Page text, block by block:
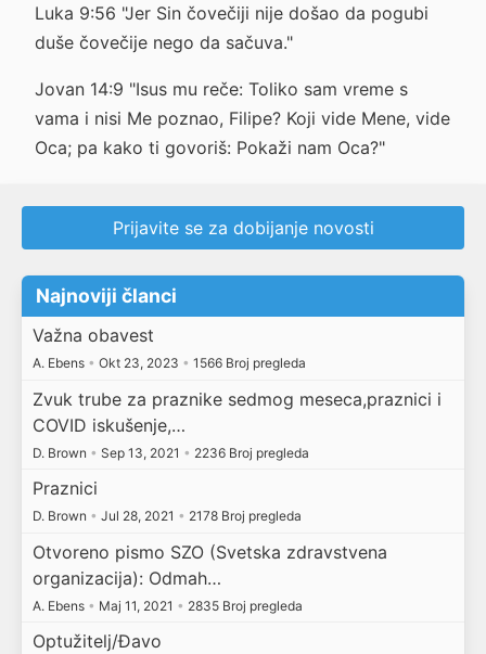
Luka 9:56 "Jer Sin čovečiji nije došao da pogubi
duše čovečije nego da sačuva."
Jovan 14:9 "Isus mu reče: Toliko sam vreme s
vama i nisi Me poznao, Filipe? Koji vide Mene, vide
Oca; pa kako ti govoriš: Pokaži nam Oca?"
Prijavite se za dobijanje novosti
Najnoviji članci
Važna obavest
A. Ebens • Okt 23, 2023 • 1566 Broj pregleda
Zvuk trube za praznike sedmog meseca,praznici i
COVID iskušenje,…
D. Brown • Sep 13, 2021 • 2236 Broj pregleda
Praznici
D. Brown • Jul 28, 2021 • 2178 Broj pregleda
Otvoreno pismo SZO (Svetska zdravstvena
organizacija): Odmah…
A. Ebens • Maj 11, 2021 • 2835 Broj pregleda
Optužitelj/Đavo